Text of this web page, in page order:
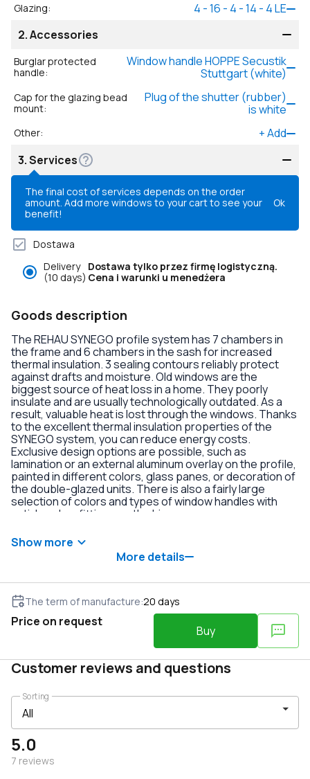
Glazing:
4 - 16 - 4 - 14 - 4 LE
2.Accessories
Burglar protected
handle:
Window handle HOPPE Secustik
Stuttgart (white)
Cap for the glazing bead
mount:
Plug of the shutter (rubber)
is white
Other: +Add
3.Services
The final cost of services depends on the order
amount. Add more windows to your cart to see your
benefit!
Ok
Dostawa
Delivery
(10 days)
Dostawa tylko przez firmę logistyczną.
Cena i warunki u menedżera
Goods description
The REHAU SYNEGO profile system has 7 chambers in
the frame and 6 chambers in the sash for increased
thermal insulation. 3 sealing contours reliably protect
against drafts and moisture. Old windows are the
biggest source of heat loss in a home. They poorly
insulate and are usually technologically outdated. As a
result, valuable heat is lost through the windows. Thanks
to the excellent thermal insulation properties of the
SYNEGO system, you can reduce energy costs.
Exclusive design options are possible, such as
lamination or an external aluminum overlay on the profile,
painted in different colors, glass panes, or decoration of
the double-glazed units. There is also a fairly large
selection of colors and types of window handles with
anti-burglary fittings on the hinges.
Show more
More details
The term of manufacture:20 days
Price on request
Buy
Customer reviews and questions
5.0
7 reviews
Sorting